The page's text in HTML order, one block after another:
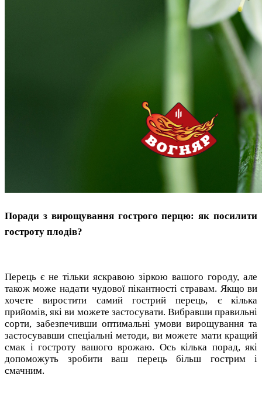
Поради з вирощування гострого перцю: як посилити
гостроту плодів?
Перець є не тільки яскравою зіркою вашого городу, але
також може надати чудової пікантності стравам. Якщо ви
хочете виростити самий гострий перець, є кілька
прийомів, які ви можете застосувати. Вибравши правильні
сорти, забезпечивши оптимальні умови вирощування та
застосувавши спеціальні методи, ви можете мати кращий
смак і гостроту вашого врожаю. Ось кілька порад, які
допоможуть зробити ваш перець більш гострим і
смачним.